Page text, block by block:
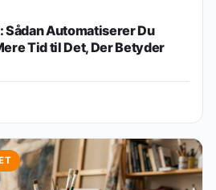
Sådan Automatiserer Du
Tid til Det, Der Betyder